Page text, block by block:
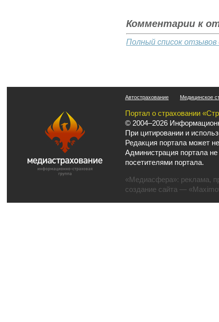
Комментарии к
Полный список
Автострахование Медицинское
Портал о страховании
© 2004–2026
При цитировании и
Редакция портала может
Администрация портала
посетителями портала.
«Медиасфера»: реклама,
создание сайта —